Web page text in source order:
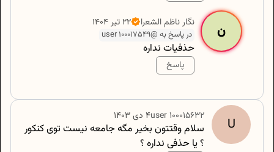
ن نگارناظم الشعرا ۲۲ تیر ۱۴۰۴
در پاسخ به @user 100017549
حذفیات نداره
پاسخ
U
user100015632 ۴ دی ۱۴۰۳
سلام وقتتون بخیر مگه جامعه نیست توی کنکور
؟ یا حذفی نداره ؟